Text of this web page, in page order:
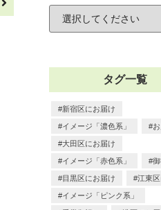
タグ一覧
新宿区にお届け
イメージ「濃色系」
大田区にお届け
イメージ「赤色系」
目黒区にお届け 江東
イメージ「ピンク系」